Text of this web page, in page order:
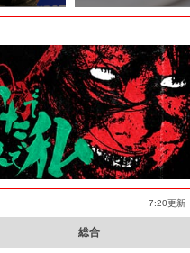
7:20更新
総合